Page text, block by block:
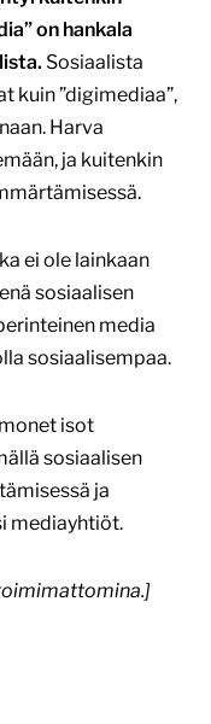
on hankala
Sosiaalista
kuin ”digimediaa”,
Harva
ja kuitenkin
ei ole lainkaan
sosiaalisen
media
sosiaalisempaa.
isot
sosiaalisen
ja
mediayhtiöt.